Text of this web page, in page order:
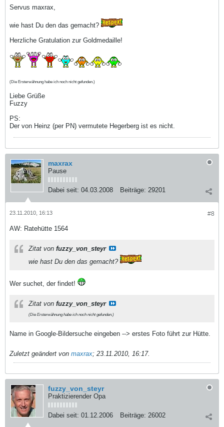
Servus maxrax,
wie hast Du den das gemacht?
Herzliche Gratulation zur Goldmedaille!
(Die Ersterwähnung habe ich noch nicht gefunden.)
Liebe Grüße
Fuzzy
PS:
Der von Heinz (per PN) vermutete Hegerberg ist es nicht.
maxrax
Pause
Dabei seit: 04.03.2008 Beiträge: 29201
#8
23.11.2010, 16:13
AW: Ratehütte 1564
Zitat von fuzzy_von_steyr
wie hast Du den das gemacht?
Wer suchet, der findet!
Zitat von fuzzy_von_steyr
(Die Ersterwähnung habe ich noch nicht gefunden.)
Name in Google-Bildersuche eingeben --> erstes Foto führt zur Hütte.
Zuletzt geändert von maxrax; 23.11.2010, 16:17.
fuzzy_von_steyr
Praktizierender Opa
Dabei seit: 01.12.2006 Beiträge: 26002